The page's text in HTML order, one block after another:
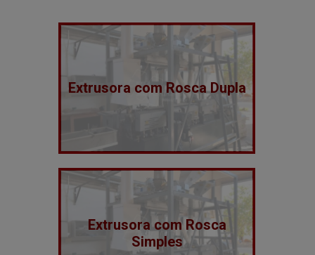
Extrusora com Rosca Dupla
Extrusora com Rosca
Simples